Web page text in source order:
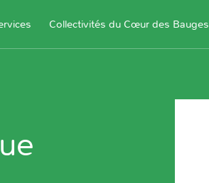
service
Collectivités du Cœur des Bauges